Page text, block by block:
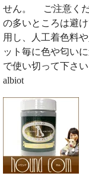
せん。 ご注意くだ
の多いところは避
用し、人工着色料
ット毎に色や匂い
で使い切って下さ
albiot